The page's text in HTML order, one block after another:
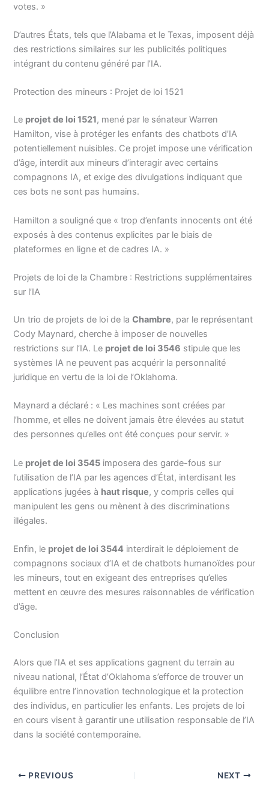
votes. »
D’autres États, tels que l’Alabama et le Texas, imposent déjà
des restrictions similaires sur les publicités politiques
intégrant du contenu généré par l’IA.
Protection des mineurs : Projet de loi 1521
Le projet de loi 1521, mené par le sénateur Warren
Hamilton, vise à protéger les enfants des chatbots d’IA
potentiellement nuisibles. Ce projet impose une vérification
d’âge, interdit aux mineurs d’interagir avec certains
compagnons IA, et exige des divulgations indiquant que
ces bots ne sont pas humains.
Hamilton a souligné que « trop d’enfants innocents ont été
exposés à des contenus explicites par le biais de
plateformes en ligne et de cadres IA. »
Projets de loi de la Chambre : Restrictions supplémentaires
sur l’IA
Un trio de projets de loi de laChambre, par le représentant
Cody Maynard, cherche à imposer de nouvelles
restrictions sur l’IA. Le projet de loi 3546 stipule que les
systèmes IA ne peuvent pas acquérir la personnalité
juridique en vertu de la loi de l’Oklahoma.
Maynard a déclaré : « Les machines sont créées par
l’homme, et elles ne doivent jamais être élevées au statut
des personnes qu’elles ont été conçues pour servir. »
Le projet de loi 3545 imposera des garde-fous sur
l’utilisation de l’IA par les agences d’État, interdisant les
applications jugées à haut risque, y compris celles qui
manipulent les gens ou mènent à des discriminations
illégales.
Enfin, le projet de loi 3544 interdirait le déploiement de
compagnons sociaux d’IA et de chatbots humanoïdes pour
les mineurs, tout en exigeant des entreprises qu’elles
mettent en œuvre des mesures raisonnables de vérification
d’âge.
Conclusion
Alors que l’IA et ses applications gagnent du terrain au
niveau national, l’État d’Oklahoma s’efforce de trouver un
équilibre entre l’innovation technologique et la protection
des individus, en particulier les enfants. Les projets de loi
en cours visent à garantir une utilisation responsable de l’IA
dans la société contemporaine.
PREVIOUS NEXT